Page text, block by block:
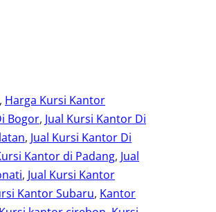
, Harga Kursi Kantor
Bogor, Jual Kursi Kantor Di
, Jual Kursi Kantor Di
Kantor di Padang, Jual
, Jual Kursi Kantor
Kantor Subaru, Kantor